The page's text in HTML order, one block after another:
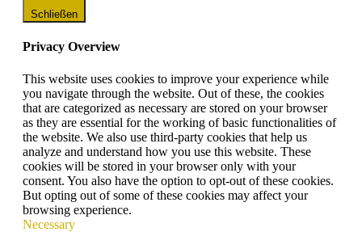
Schließen
Privacy Overview
This website uses cookies to improve your experience while
you navigate through the website. Out of these, the cookies
that are categorized as necessary are stored on your browser
as they are essential for the working of basic functionalities of
the website. We also use third-party cookies that help us
analyze and understand how you use this website. These
cookies will be stored in your browser only with your
consent. You also have the option to opt-out of these cookies.
But opting out of some of these cookies may affect your
browsing experience.
Necessary